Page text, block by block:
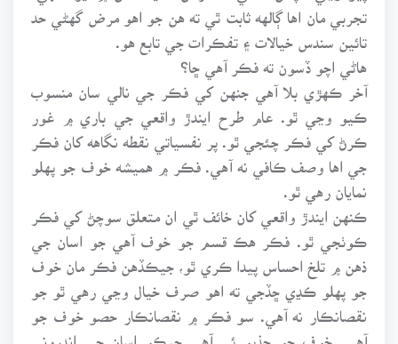
تجربي مان اها ڳالهه ثابت ٿي ته هن جو اهو مرض گهڻي حد
تائين سندس خيالات ۽ تفڪرات جي تابع هو.
هاڻي اچو ڏسون ته فڪر آهي ڇا؟
آخر ڪهڙي بلا آهي جنهن کي فڪر جي نالي سان منسوب
ڪيو وڃي ٿو. عام طرح ايندڙ واقعي جي باري ۾ غور
ڪرڻ کي فڪر چئجي ٿو. پر نفسياتي نقطه نگاهه کان فڪر
جي اها وصف ڪافي نه آهي. فڪر ۾ هميشه خوف جو پهلو
نمايان رهي ٿو.
ڪنهن ايندڙ واقعي کان خائف ٿي ان متعلق سوچڻ کي فڪر
ڪوٺجي ٿو. فڪر هڪ قسم جو خوف آهي جو اسان جي
ذهن ۾ تلخ احساس پيدا ڪري ٿو، جيڪڏهن فڪر مان خوف
جو پهلو ڪڍي ڇڏجي ته اهو صرف خيال وڃي رهي ٿو جو
نقصانڪار نه آهي. سو فڪر ۾ نقصانڪار حصو خوف جو
آهي. خوف جو جذبو ئي آهي جيڪو اسان جي اندروني